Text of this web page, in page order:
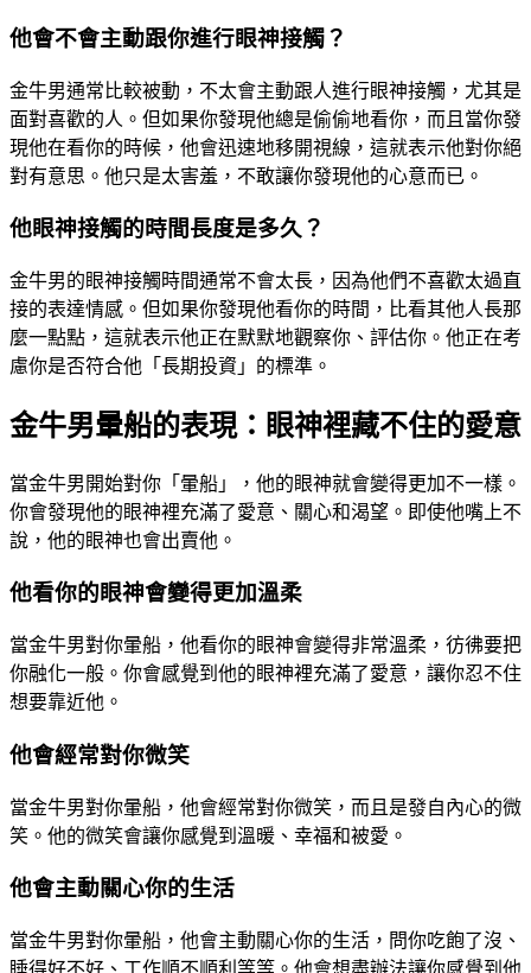
他會不會主動跟你進行眼神接觸？
金牛男通常比較被動，不太會主動跟人進行眼神接觸，尤其是
面對喜歡的人。但如果你發現他總是偷偷地看你，而且當你發
現他在看你的時候，他會迅速地移開視線，這就表示他對你絕
對有意思。他只是太害羞，不敢讓你發現他的心意而已。
他眼神接觸的時間長度是多久？
金牛男的眼神接觸時間通常不會太長，因為他們不喜歡太過直
接的表達情感。但如果你發現他看你的時間，比看其他人長那
麼一點點，這就表示他正在默默地觀察你、評估你。他正在考
慮你是否符合他「長期投資」的標準。
金牛男暈船的表現：眼神裡藏不住的愛意
當金牛男開始對你「暈船」，他的眼神就會變得更加不一樣。
你會發現他的眼神裡充滿了愛意、關心和渴望。即使他嘴上不
說，他的眼神也會出賣他。
他看你的眼神會變得更加溫柔
當金牛男對你暈船，他看你的眼神會變得非常溫柔，彷彿要把
你融化一般。你會感覺到他的眼神裡充滿了愛意，讓你忍不住
想要靠近他。
他會經常對你微笑
當金牛男對你暈船，他會經常對你微笑，而且是發自內心的微
笑。他的微笑會讓你感覺到溫暖、幸福和被愛。
他會主動關心你的生活
當金牛男對你暈船，他會主動關心你的生活，問你吃飽了沒、
睡得好不好、工作順不順利等等。他會想盡辦法讓你感覺到他